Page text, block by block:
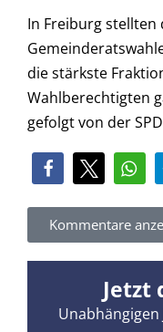
In Freiburg stellten
die stärkste
Wahlberechtigten
gefolgt von der
Kommentare
Jetzt